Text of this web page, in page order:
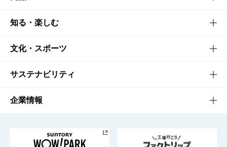
商品TOP
商品一覧
商品発売情報
栄養成分一覧
知る・楽しむ
知る・楽しむTOP
キャンペーン
工場見学
文化・スポーツ
文化・スポーツTOP
サントリーホール
サステナビリティ
サステナビリティTOP
企業情報